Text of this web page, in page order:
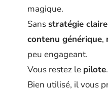
magique.
Sansstratégie claire
contenu générique,
peu engageant.
Vous restez le pilote
Bien utilisé, il vous